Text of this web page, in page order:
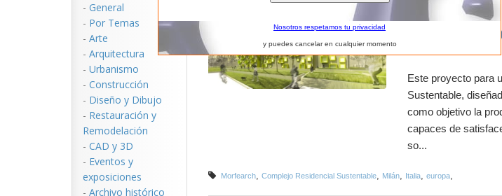
- General
- Por Temas
- Arte
- Arquitectura
- Urbanismo
- Construcción
- Diseño y Dibujo
- Restauración y
Remodelación
- CAD y 3D
- Eventos y
exposiciones
- Archivo histórico
Este proyecto para
Sustentable,
como objetivo la
capaces de
so...
Morfearch, Complejo Residencial Sustentable, Milán, Italia, europa,
Nosotros respetamos tu privacidad
y puedes cancelar en cualquier momento